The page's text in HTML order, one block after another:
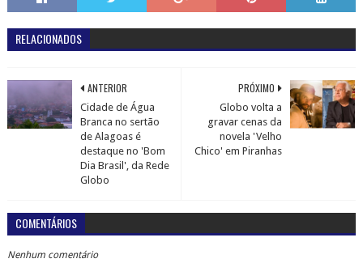
RELACIONADOS
PRÓXIMO
Globo volta a
gravar cenas da
novela 'Velho
Chico' em Piranhas
ANTERIOR
Cidade de Água
Branca no sertão
de Alagoas é
destaque no 'Bom
Dia Brasil', da Rede
Globo
COMENTÁRIOS
Nenhum comentário